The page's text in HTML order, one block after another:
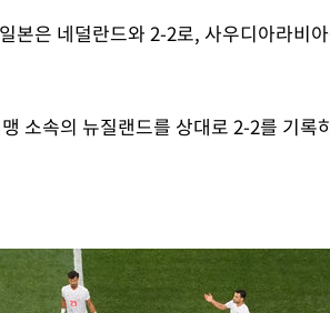
본은 네덜란드와 2-2로, 사우디아라비
소속의 뉴질랜드를 상대로 2-2를 기록